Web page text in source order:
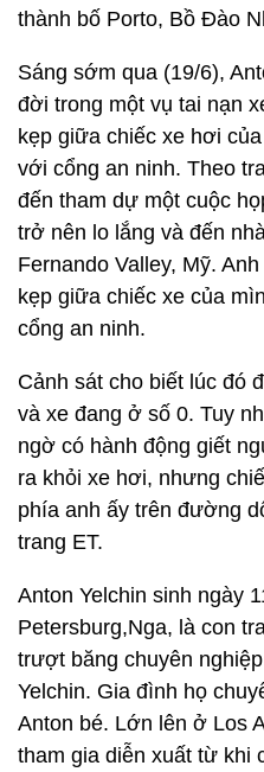
thành bố Porto, Bồ Đào
Sáng sớm qua (19/6),
đời trong một vụ tai nạn
kẹp giữa chiếc xe hơi
với cổng an ninh. Theo
đến tham dự một cuộc
trở nên lo lắng và đến
Fernando Valley, Mỹ.
kẹp giữa chiếc xe của
cổng an ninh.
Cảnh sát cho biết lúc đó
và xe đang ở số 0. Tuy
ngờ có hành động giết
ra khỏi xe hơi, nhưng
phía anh ấy trên đường
trang ET.
Anton Yelchin sinh ngày
Petersburg,Nga, là con
trượt băng chuyên
Yelchin. Gia đình họ
Anton bé. Lớn lên ở Los
tham gia diễn xuất từ khi